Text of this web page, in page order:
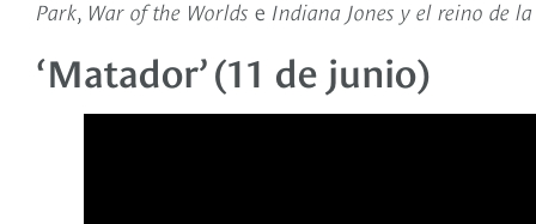
Park War of the Worlds e Indiana Jones y el reino de
‘Matador’ (11 de junio)